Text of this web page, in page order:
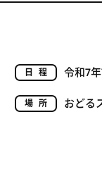
日程 令和7
場所 おどる